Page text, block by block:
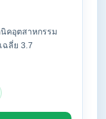
คอุตสาหกรรม
ฉลี่ย 3.7